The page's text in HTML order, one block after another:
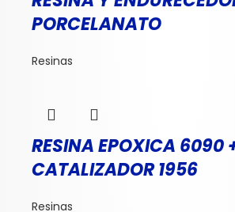
PORCELANATO
Resinas
RESINA EPOXICA 6090
CATALIZADOR 1956
Resinas